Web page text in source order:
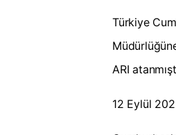
Türkiye
ARI
12 Eylül